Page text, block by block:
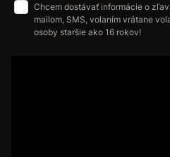
Chcem dostávať informácie o
mailom, SMS, volaním vrátane
osoby staršie ako 16 rokov!